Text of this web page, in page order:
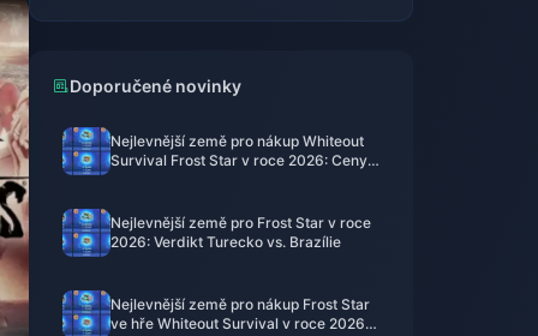
Doporučené novinky
Nejlevnější země pro nákup Whiteout
Survival Frost Star v roce 2026: Ceny v
Nejlevnější země pro Frost Star v roce
2026: Verdikt Turecko vs. Brazílie
Nejlevnější země pro nákup Frost Star
ve hře Whiteout Survival v roce 2026: